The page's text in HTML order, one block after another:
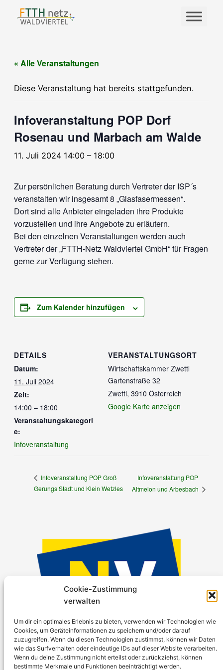
Cookie-Zustimmung
verwalten
Um dir ein optimales Erlebnis zu bieten, verwenden wir Technologien wie
Cookies, um Geräteinformationen zu speichern und/oder darauf
zuzugreifen. Wenn du diesen Technologien zustimmst, können wir Daten
wie das Surfverhalten oder eindeutige IDs auf dieser Website verarbeiten.
Wenn du deine Zustimmung nicht erteilst oder zurückziehst, können
bestimmte Merkmale und Funktionen beeinträchtigt werden.
« Alle Veranstaltungen
Diese Veranstaltung hat bereits stattgefunden.
Infoveranstaltung POP Dorf
Rosenau und Marbach am Walde
11. Juli 2024 14:00 – 18:00
Zur persönlichen Beratung durch Vertreter der ISP´s
veranstalten wir insgesamt 8 „Glasfasermessen“.
Dort sind alle Anbieter eingeladen ihre Produkte
vorzustellen und ihre Angebote zu erläutern.
Bei den einzelnen Veranstaltungen werden auch
Vertreter der „FTTH-Netz Waldviertel GmbH“ für Fragen
gerne zur Verfügung stehen.
Zum Kalender hinzufügen
DETAILS
Datum:
11. Juli 2024
Zeit:
14:00 – 18:00
Veranstaltungskategori
e:
Infoveranstaltung
VERANSTALTUNGSORT
Wirtschaftskammer Zwettl
Gartenstraße 32
Zwettl, 3910 Österreich
Google Karte anzeigen
Infoveranstaltung POP Groß
Gerungs Stadt und Klein Wetzles
Infoveranstaltung POP
Altmelon und Arbesbach
Projektunterstützung: Niederösterreichische
Versicherung AG